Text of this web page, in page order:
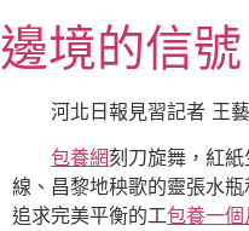
至
主
邊境的信號
河北日報見習記者 王藝
包養網刻刀旋舞，紅
線、昌黎地秧歌的靈張水
追求完美平衡的工包養一